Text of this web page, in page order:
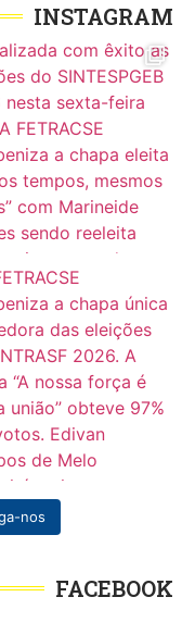
INSTAGRAM
nos
FACEBOOK